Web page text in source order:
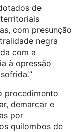
de
com presunção
negra
com a
à opressão
procedimento
demarcar e
por
quilombos de